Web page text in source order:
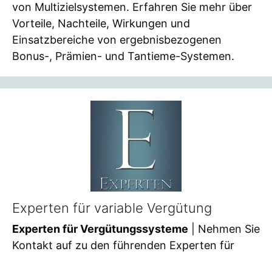
von Multizielsystemen. Erfahren Sie mehr über
Vorteile, Nachteile, Wirkungen und
Einsatzbereiche von ergebnisbezogenen
Bonus-, Prämien- und Tantieme-Systemen.
Experten für variable Vergütung
Experten für Vergütungssysteme | Nehmen Sie
Kontakt auf zu den führenden Experten für